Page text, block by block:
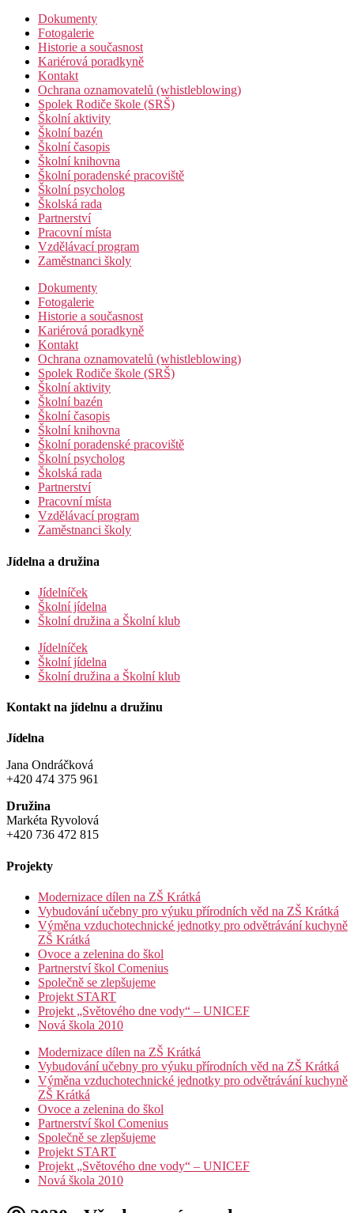
Dokumenty
Fotogalerie
Historie a současnost
Kariérová poradkyně
Kontakt
Ochrana oznamovatelů (whistleblowing)
Spolek Rodiče škole (SRŠ)
Školní aktivity
Školní bazén
Školní časopis
Školní knihovna
Školní poradenské pracoviště
Školní psycholog
Školská rada
Partnerství
Pracovní místa
Vzdělávací program
Zaměstnanci školy
Dokumenty
Fotogalerie
Historie a současnost
Kariérová poradkyně
Kontakt
Ochrana oznamovatelů (whistleblowing)
Spolek Rodiče škole (SRŠ)
Školní aktivity
Školní bazén
Školní časopis
Školní knihovna
Školní poradenské pracoviště
Školní psycholog
Školská rada
Partnerství
Pracovní místa
Vzdělávací program
Zaměstnanci školy
Jídelna a družina
Jídelníček
Školní jídelna
Školní družina a Školní klub
Jídelníček
Školní jídelna
Školní družina a Školní klub
Kontakt na jídelnu a družinu
Jídelna
Jana Ondráčková
+420 474 375 961
Družina
Markéta Ryvolová
+420 736 472 815
Projekty
Modernizace dílen na ZŠ Krátká
Vybudování učebny pro výuku přírodních věd na ZŠ Krátká
Výměna vzduchotechnické jednotky pro odvětrávání kuchyně
ZŠ Krátká
Ovoce a zelenina do škol
Partnerství škol Comenius
Společně se zlepšujeme
Projekt START
Projekt „Světového dne vody“ – UNICEF
Nová škola 2010
Modernizace dílen na ZŠ Krátká
Vybudování učebny pro výuku přírodních věd na ZŠ Krátká
Výměna vzduchotechnické jednotky pro odvětrávání kuchyně
ZŠ Krátká
Ovoce a zelenina do škol
Partnerství škol Comenius
Společně se zlepšujeme
Projekt START
Projekt „Světového dne vody“ – UNICEF
Nová škola 2010